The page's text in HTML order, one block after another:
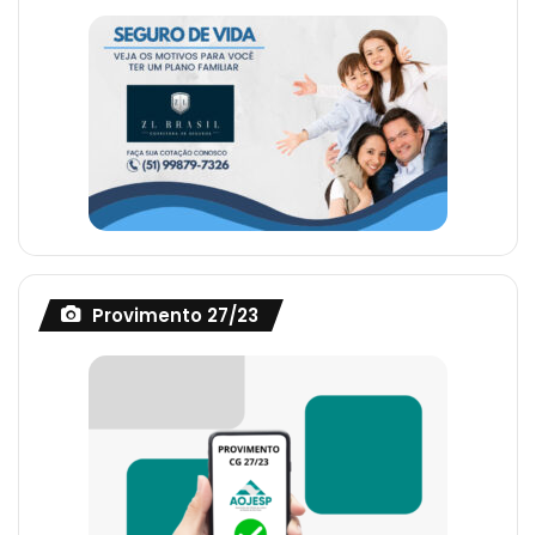
content/plugins/wm-
playlists/includes/wmvp-
functions.php on line
" data-video-bg="https://
content/plugins/wm-video-
playlists/includes/admin/assets/
data-description="
00:2925 de março de 2022
Servidores paulistas contra o PLC 26
Ato dos Oficiais de Justiça contra a Pec
32 conduzido pelo deputado Ricardo
Silva
Provimento 27/23